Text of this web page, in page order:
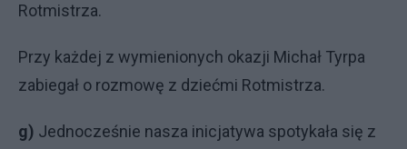
Rotmistrza.
Przy każdej z wymienionych okazji Michał Tyrpa
zabiegał o rozmowę z dziećmi Rotmistrza.
g) Jednocześnie nasza inicjatywa spotykała się z